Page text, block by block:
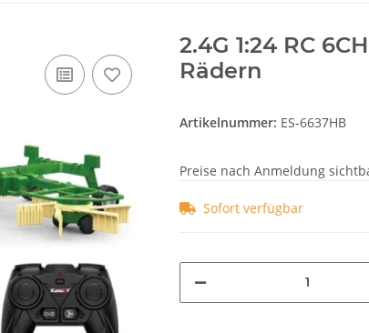
2.4G 1:24 RC
Rädern
Artikelnummer: ES-6637HB
Preise nach Anmeldung
Sofort verfügbar